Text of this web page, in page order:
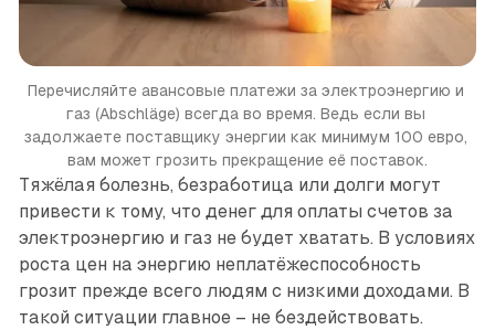
Перечисляйте авансовые платежи за электроэнергию и
газ (Abschläge) всегда во время. Ведь если вы
задолжаете поставщику энергии как минимум 100 евро,
вам может грозить прекращение её поставок.
Тяжёлая болезнь, безработица или долги могут
привести к тому, что денег для оплаты счетов за
электроэнергию и газ не будет хватать. В условиях
роста цен на энергию неплатёжеспособность
грозит прежде всего людям с низкими доходами. В
такой ситуации главное – не бездействовать.